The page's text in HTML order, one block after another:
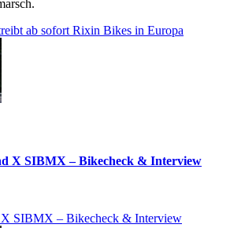
ab sofort Rixin Bikes in Europa
X SIBMX – Bikecheck & Interview
X SIBMX – Bikecheck & Interview